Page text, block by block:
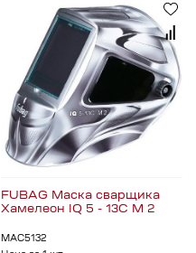
FUBAG Маска сварщика
Хамелеон IQ 5 - 13C M 2
МАС5132